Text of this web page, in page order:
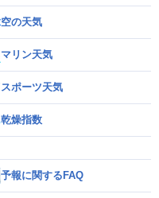
空の天気
マリン天気
スポーツ天気
乾燥指数
予報に関するFAQ